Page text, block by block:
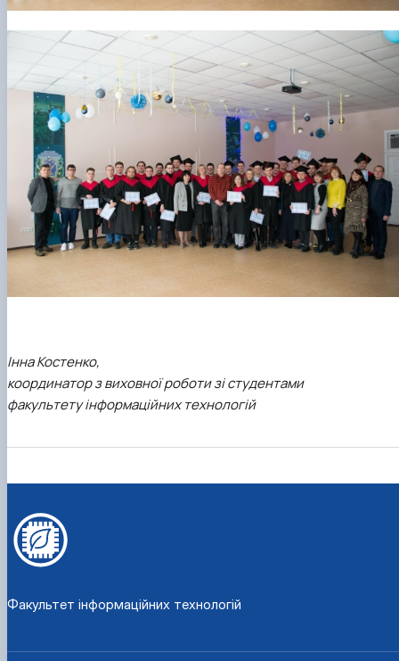
Інна Костенко,
координатор з виховної роботи зі студентами
факультету інформаційних технологій
Факультет інформаційних технологій